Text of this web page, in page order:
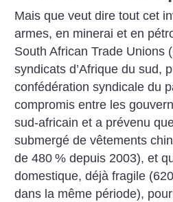
Mais que veut dire tout cet
armes, en minerai et en
South African Trade Unions
syndicats d’Afrique du sud,
confédération syndicale du
compromis entre les
sud-africain et a prévenu
submergé de vêtements
de 480 % depuis 2003), et
domestique, déjà fragile
dans la même période),